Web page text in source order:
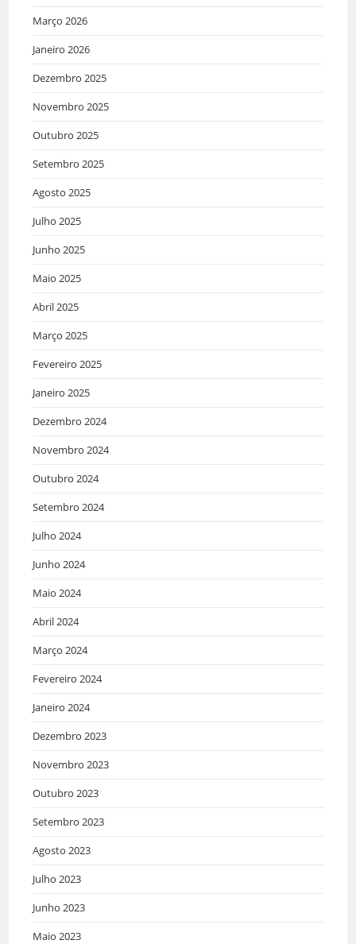
Março 2026
Janeiro 2026
Dezembro 2025
Novembro 2025
Outubro 2025
Setembro 2025
Agosto 2025
Julho 2025
Junho 2025
Maio 2025
Abril 2025
Março 2025
Fevereiro 2025
Janeiro 2025
Dezembro 2024
Novembro 2024
Outubro 2024
Setembro 2024
Julho 2024
Junho 2024
Maio 2024
Abril 2024
Março 2024
Fevereiro 2024
Janeiro 2024
Dezembro 2023
Novembro 2023
Outubro 2023
Setembro 2023
Agosto 2023
Julho 2023
Junho 2023
Maio 2023